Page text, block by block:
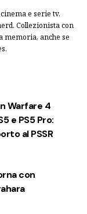
e serie tv,
Collezionista con
memoria, anche se
Warfare 4
e PS5 Pro:
al PSSR
con